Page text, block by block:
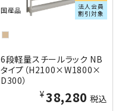
法人会員
割引対象
国産品
6段軽量スチールラック NB
タイプ（H2100×W1800×
D300）
¥38,280 税込